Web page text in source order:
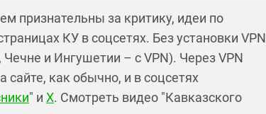
признательны за критику, идеи по
КУ в соцсетях. Без установки VPN
Чечне и Ингушетии – с VPN). Через VPN
как обычно, и в соцсетях
" и X. Смотреть видео "Кавказского